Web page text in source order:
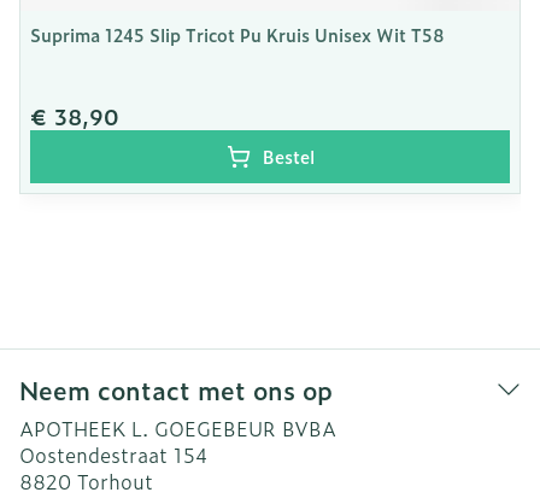
Suprima 1245 Slip Tricot Pu Kruis Unisex Wit T58
€ 38,90
Bestel
Neem contact met ons op
APOTHEEK L. GOEGEBEUR BVBA
Oostendestraat 154
8820 Torhout